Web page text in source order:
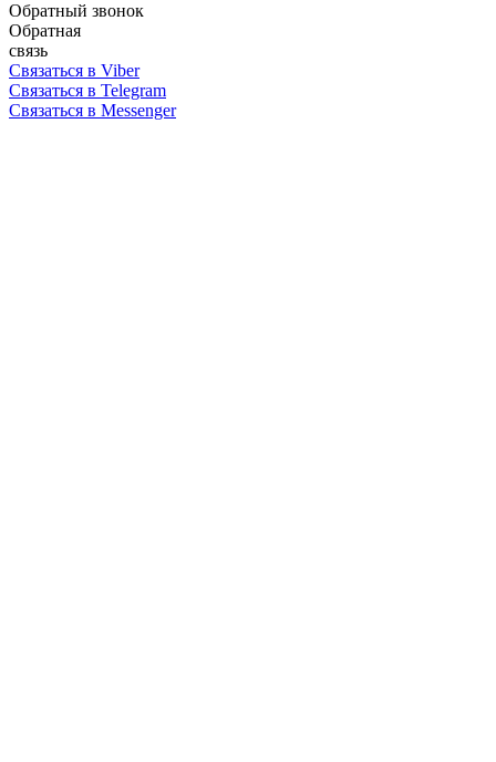
Обратный звонок
Обратная
связь
Связаться в Viber
Связаться в Telegram
Связаться в Messenger